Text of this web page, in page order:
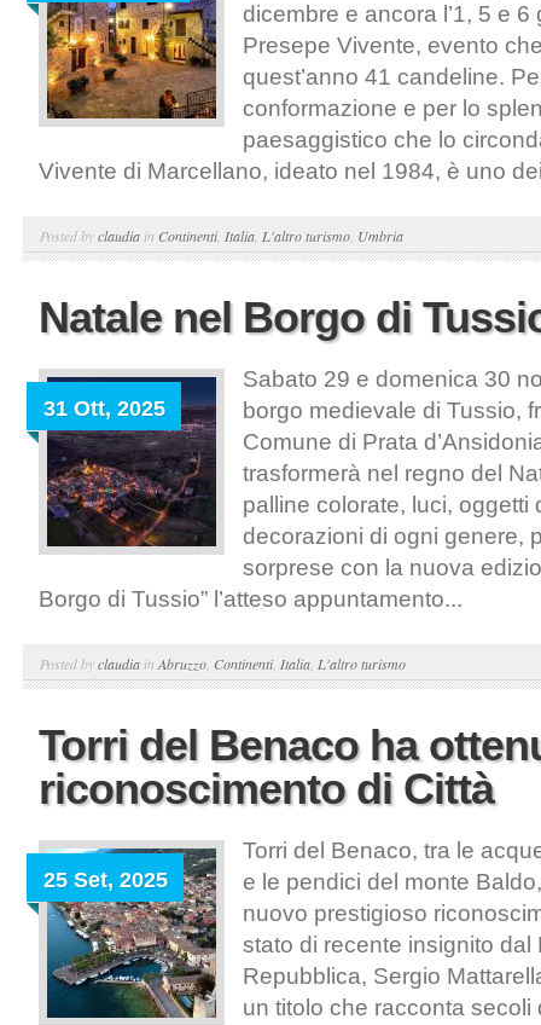
dicembre e ancora l’1, 5 e 6
Presepe Vivente, evento
quest’anno 41 candeline.
conformazione e per lo
paesaggistico che lo
Vivente di Marcellano, ideato nel 1984, è uno
Posted byclaudia in Continenti, Italia L'altro turismo Umbria
Natale nel Borgo di
31 Ott, 2025
Sabato 29 e domenica 30
borgo medievale di Tussio,
Comune di Prata
trasformerà nel regno del
palline colorate, luci, oggetti
decorazioni di ogni genere,
sorprese con la nuova
Borgo di Tussio” l’atteso appuntamento...
Posted byclaudia in Abruzzo Continenti, Italia L'altro turismo
Torri del Benaco ha
riconoscimento di Città
25 Set, 2025
Torri del Benaco, tra le
e le pendici del monte
nuovo prestigioso
stato di recente insignito dal
Repubblica, Sergio
un titolo che racconta secoli